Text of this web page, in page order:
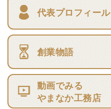
代表プロフィール
創業物語
動画でみる
やまなか工務店